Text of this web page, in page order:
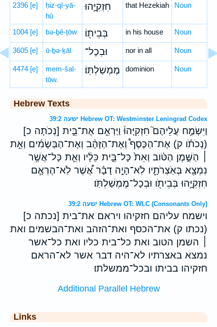
2396 [e]
ḥiz-qî-yā-
hū
חִזְקִיָּ֛הוּ that Hezekiah Noun
1004 [e] bə-ḇê-ṯōw בְּבֵית֖וֹ in his house Noun
3605 [e] ū-ḇə-ḵāl וּבְכָל־ nor in all Noun
4474 [e]
mem-šal-
tōw.
מֶמְשַׁלְתּֽוֹ׃ dominion Noun
Hebrew Texts
ישעה 39:2 Hebrew OT: Westminster Leningrad Codex
וַיִּשְׂמַ֣ח עֲלֵיהֶם֮ חִזְקִיָּהוּ֒ וַיַּרְאֵ֣ם אֶת־בֵּ֣ית [נְכֹתָה כ]
(נְכֹתֹ֡ו ק) אֶת־הַכֶּסֶף֩ וְאֶת־הַזָּהָ֨ב וְאֶת־הַבְּשָׂמִ֜ים וְאֵ֣ת
׀ הַשֶּׁ֣מֶן הַטֹּ֗וב וְאֵת֙ כָּל־בֵּ֣ית כֵּלָ֔יו וְאֵ֛ת כָּל־אֲשֶׁ֥ר
נִמְצָ֖א בְּאֹֽצְרֹתָ֑יו לֹֽא־הָיָ֣ה דָבָ֗ר אֲ֠שֶׁר לֹֽא־הֶרְאָ֧ם
חִזְקִיָּ֛הוּ בְּבֵיתֹ֖ו וּבְכָל־מֶמְשַׁלְתֹּֽו׃
ישעה 39:2 Hebrew OT: WLC (Consonants Only)
וישמח עליהם חזקיהו ויראם את־בית [נכתה כ]
(נכתו ק) את־הכסף ואת־הזהב ואת־הבשמים ואת
׀ השמן הטוב ואת כל־בית כליו ואת כל־אשר
נמצא באצרתיו לא־היה דבר אשר לא־הראם
חזקיהו בביתו ובכל־ממשלתו׃
Additional Parallel Hebrew
Links